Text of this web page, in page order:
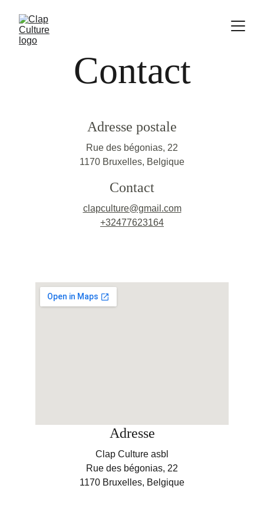
Contact
Adresse postale
Rue des bégonias, 22
1170 Bruxelles, Belgique
Contact
clapculture@gmail.com
+32477623164
Adresse
Clap Culture asbl
Rue des bégonias, 22
1170 Bruxelles, Belgique